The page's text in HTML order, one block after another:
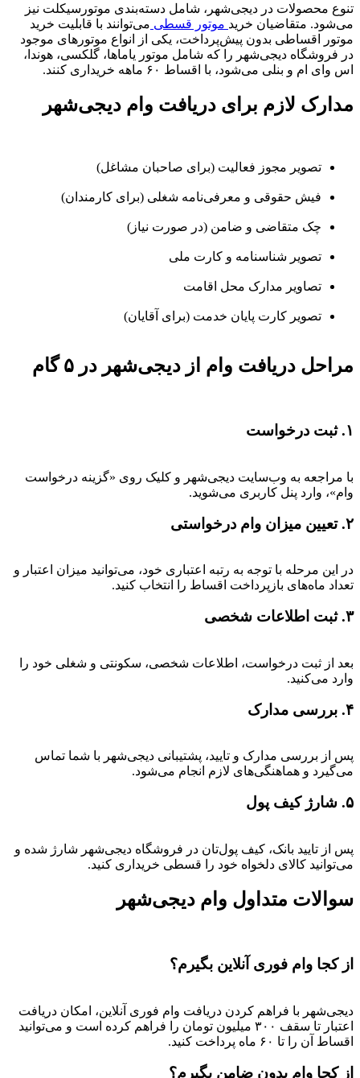
تنوع محصولات در دیجی‌شهر، شامل دسته‌بندی موتورسیکلت نیز
می‌شود. متقاضیان خرید موتور قسطی می‌توانند با قابلیت خرید
موتور اقساطی بدون پیش‌پرداخت، یکی از انواع موتورهای موجود
در فروشگاه دیجی‌شهر را که شامل موتور یاماها، گلکسی، هوندا،
اس وای ام و بنلی می‌شود، با اقساط ۶۰ ماهه خریداری کنند.
مدارک لازم برای دریافت وام دیجی‌شهر
تصویر مجوز فعالیت (برای صاحبان مشاغل)
فیش حقوقی و معرفی‌نامه شغلی (برای کارمندان)
چک متقاضی و ضامن (در صورت نیاز)
تصویر شناسنامه و کارت ملی
تصاویر مدارک محل اقامت
تصویر کارت پایان خدمت (برای آقایان)
مراحل دریافت وام از دیجی‌شهر در ۵ گام
۱. ثبت درخواست
با مراجعه به وب‌سایت دیجی‌شهر و کلیک روی «گزینه درخواست
وام»، وارد پنل کاربری می‌شوید.
۲. تعیین میزان وام درخواستی
در این مرحله با توجه به رتبه اعتباری خود، می‌توانید میزان اعتبار و
تعداد ماه‌های بازپرداخت اقساط را انتخاب کنید.
۳. ثبت اطلاعات شخصی
بعد از ثبت درخواست، اطلاعات شخصی، سکونتی و شغلی خود را
وارد می‌کنید.
۴. بررسی مدارک
پس از بررسی مدارک و تایید، پشتیبانی دیجی‌شهر با شما تماس
می‌گیرد و هماهنگی‌های لازم انجام می‌شود.
۵. شارژ کیف پول
پس از تایید بانک، کیف پول‌تان در فروشگاه دیجی‌شهر شارژ شده و
می‌توانید کالای دلخواه خود را قسطی خریداری کنید.
سوالات متداول وام دیجی‌شهر
از کجا وام فوری آنلاین بگیرم؟
دیجی‌شهر با فراهم کردن دریافت وام فوری آنلاین، امکان دریافت
اعتبار تا سقف ۳۰۰ میلیون تومان را فراهم کرده است و می‌توانید
اقساط آن را تا ۶۰ ماه پرداخت کنید.
از کجا وام بدون ضامن بگیرم؟